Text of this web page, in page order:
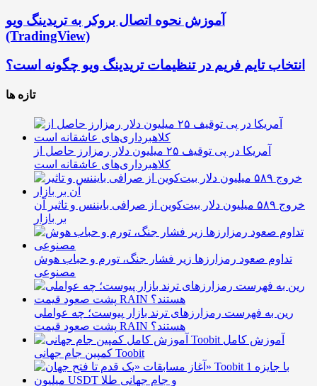
آموزش نحوه اتصال بروکر به تریدینگ ویو
(TradingView)
انتخاب تایم فریم در تنظیمات تریدینگ ویو چگونه است؟
تازه ها
آمریکا در پی توقیف ۲۵ میلیون دلار رمزارز حاصل از
کلاهبرداری‌های عاشقانه است
خروج ۵۸۹ میلیون دلار بیت‌کوین از صرافی بایننس و تاثیر آن
بر بازار
تداوم صعود رمزارزها زیر فشار جنگ، تورم و حباب هوش
مصنوعی
رین به فهرست رمزارزهای ترند بازار پیوست؛ چه عواملی
پشت صعود قیمت RAIN هستند؟
آموزش کامل
کمپین جام جهانی Toobit